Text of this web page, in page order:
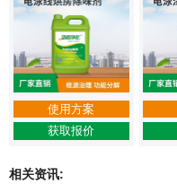
使用方案
获取报价
相关资讯: